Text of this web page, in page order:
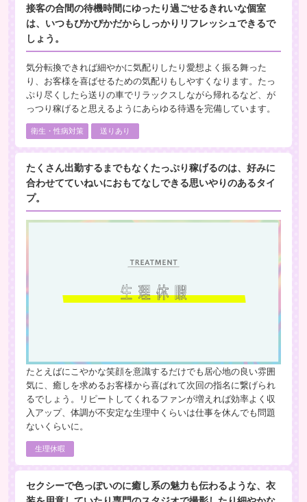
接客の合間の待機時間にゆったり過ごせるきれいな個室
は、いつもぴかぴかだからしっかりリフレッシュできるで
しょう。
気分転換できれば細やかに気配りしたり愛想よく振る舞った
り、お客様を喜ばせるための気配りもしやすくなります。たっ
ぷり尽くしたら送りの車でリラックスしながら帰れるなど、が
っつり稼げると思えるようにあらゆる待遇を完備しています。
衛生・性病対策 送りあり
たくさん出勤するまでもなくたっぷり稼げるのは、好みに
合わせてていねいにおもてなしできる思いやりのあるタイ
プ。
たとえばにこやかな笑顔を意識するだけでも居心地の良い雰囲
気に、癒しを求めるお客様から喜ばれて次回の指名に繋げられ
るでしょう。リピートしてくれるファンが増えれば効率よく収
入アップ、体調が不安定な生理中くらいは仕事を休んでも問題
ないくらいに。
生理休暇
セクシーで色っぽいのに癒し系の魅力も伝わるような、衣